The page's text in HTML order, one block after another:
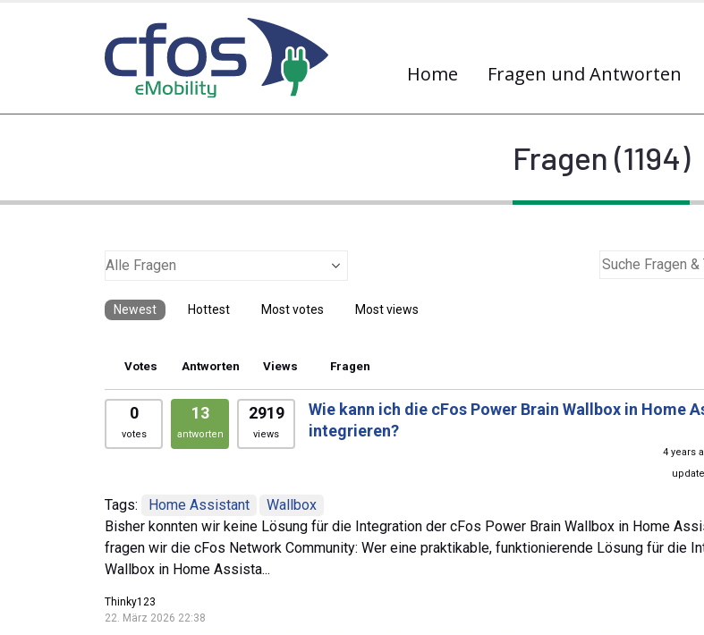
Home Fragen und Antworten
Fragen (1194)
Newest Hottest Most votes Most views
Votes Antworten Views Fragen
0
votes
13
antworten
2919
views
Wie kann ich die cFos Power Brain Wallbox in Home
integrieren?
4 years
Tags: Home Assistant
Wallbox
Bisher konnten wir keine Lösung für die Integration der cFos Power Brain Wallbox in Home
fragen wir die cFos Network Community: Wer eine praktikable, funktionierende Lösung für die
Wallbox in Home Assista...
Thinky123
22. März 2026 22:38